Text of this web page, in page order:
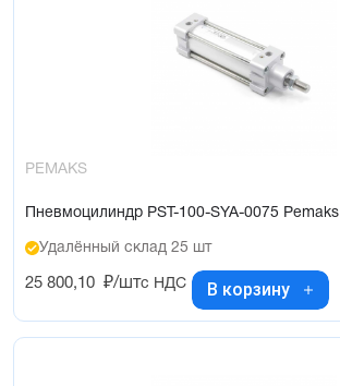
PEMAKS
Пневмоцилиндр PST-100-SYA-0075 Pemaks
Удалённый склад 25 шт
25 800,10 ₽/штс НДС В корзину